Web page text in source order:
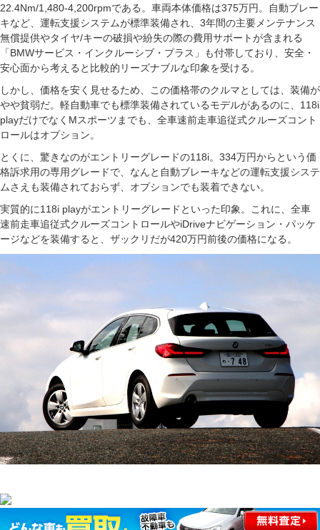
22.4Nm/1,480-4,200rpmである。車両本体価格は375万円。自動ブレー
キなど、運転支援システムが標準装備され、3年間の主要メンテナンス
無償提供やタイヤ/キーの破損や紛失の際の費用サポートが含まれる
「BMWサービス・インクルーシブ・プラス」も付帯しており、安全・
安心面から考えると比較的リーズナブルな印象を受ける。
しかし、価格を安く見せるため、この価格帯のクルマとしては、装備が
やや貧弱だ。軽自動車でも標準装備されているモデルがあるのに、118i
playだけでなくMスポーツまでも、全車速前走車追従式クルーズコント
ロールはオプション。
とくに、驚きなのがエントリーグレードの118i。334万円からという価
格訴求用の専用グレードで、なんと自動ブレーキなどの運転支援システ
ムさえも装備されておらず、オプションでも装着できない。
実質的に118i playがエントリーグレードといった印象。これに、全車
速前走車追従式クルーズコントロールやiDriveナビゲーション・パッケ
ージなどを装備すると、ザックリだが420万円前後の価格になる。